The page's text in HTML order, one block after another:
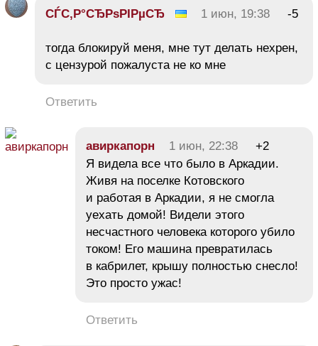
СЃС‚Р°СЂРѕРІРµСЂ 1 июн, 19:38 -5
тогда блокируй меня, мне тут делать нехрен,
с цензурой пожалуста не ко мне
Ответить
авиркапорн 1 июн, 22:38
+2
Я видела все что было в Аркадии.
Живя на поселке Котовского
и работая в Аркадии, я не смогла
уехать домой! Видели этого
несчастного человека которого убило
током! Его машина превратилась
в кабрилет, крышу полностью снесло!
Это просто ужас!
Ответить